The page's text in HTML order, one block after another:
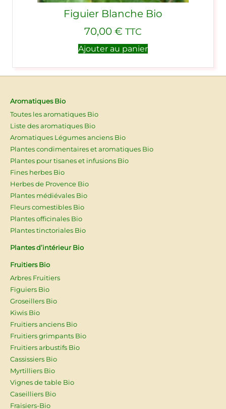
Figuier Blanche Bio
70,00 € TTC
Ajouter au panier
Aromatiques Bio
Toutes les aromatiques Bio
Liste des aromatiques Bio
Aromatiques Légumes anciens Bio
Plantes condimentaires et aromatiques Bio
Plantes pour tisanes et infusions Bio
Fines herbes Bio
Herbes de Provence Bio
Plantes médiévales Bio
Fleurs comestibles Bio
Plantes officinales Bio
Plantes tinctoriales Bio
Plantes d’intérieur Bio
Fruitiers Bio
Arbres Fruitiers
Figuiers Bio
Groseillers Bio
Kiwis Bio
Fruitiers anciens Bio
Fruitiers grimpants Bio
Fruitiers arbustifs Bio
Cassissiers Bio
Myrtilliers Bio
Vignes de table Bio
Caseilliers Bio
Fraisiers-Bio